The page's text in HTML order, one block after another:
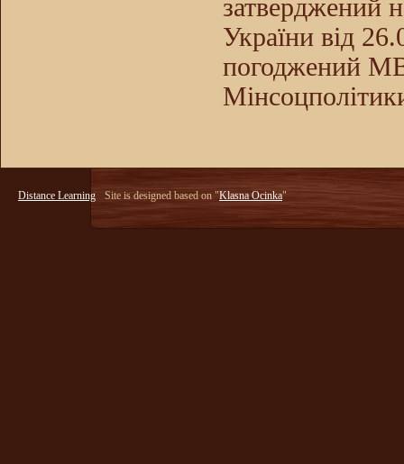
затверджений
України від
погоджений
Distance Learning Site is designed based on "Klasna Ocinka"